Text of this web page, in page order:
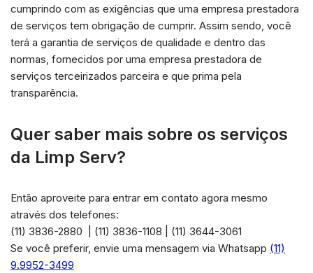
cumprindo com as exigências que uma empresa prestadora
de serviços tem obrigação de cumprir. Assim sendo, você
terá a garantia de serviços de qualidade e dentro das
normas, fornecidos por uma empresa prestadora de
serviços terceirizados parceira e que prima pela
transparência.
Quer saber mais sobre os serviços
da Limp Serv?
Então aproveite para entrar em contato agora mesmo
através dos telefones:
(11) 3836-2880 | (11) 3836-1108 | (11) 3644-3061
Se você preferir, envie uma mensagem via Whatsapp (11)
9.9952-3499